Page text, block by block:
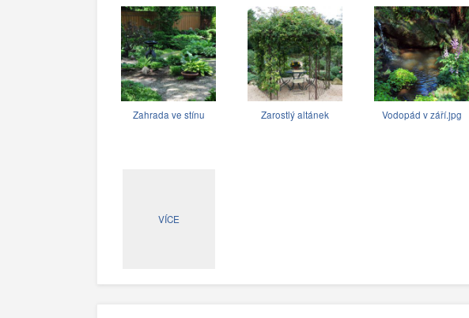
Zahrada ve stínu Zarostlý altánek Vodopád v září.jpg
VÍCE